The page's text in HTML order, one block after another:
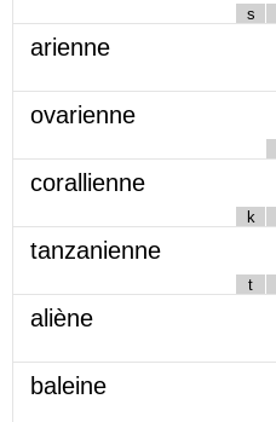
s
arienne
ovarienne
corallienne
k
tanzanienne
t
aliène
baleine